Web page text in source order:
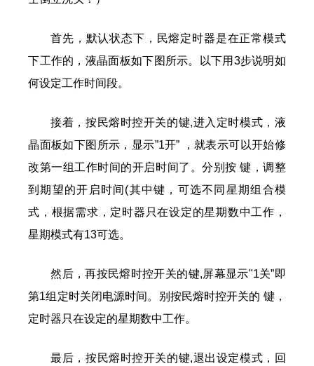
首先，默认状态下，民熔定时器是在正常模式
下工作的，液晶面板如下图所示。以下用3步说明如
何设定工作时间段。
接着，按民熔时控开关的键,进入定时模式，液
晶面板如下图所示，显示”1开” ，就表示可以开始修
改第一组工作时间的开启时间了。分别按 键，调整
到期望的开启时间(其中键，可选不同星期组合模
式，根据需求，定时器只在设定的星期数中工作，
星期模式有13可选。
然后，再按民熔时控开关的键,屏幕显示"1关”即
第1组定时关闭电源时间。别按民熔时控开关的 键，
定时器只在设定的星期数中工作。
最后，按民熔时控开关的键,退出设定模式，回